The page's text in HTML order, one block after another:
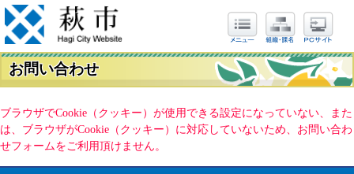
お問い合わせ
ブラウザでCookie（クッキー）が使用できる設定になっていない、また
は、ブラウザがCookie（クッキー）に対応していないため、お問い合わ
せフォームをご利用頂けません。